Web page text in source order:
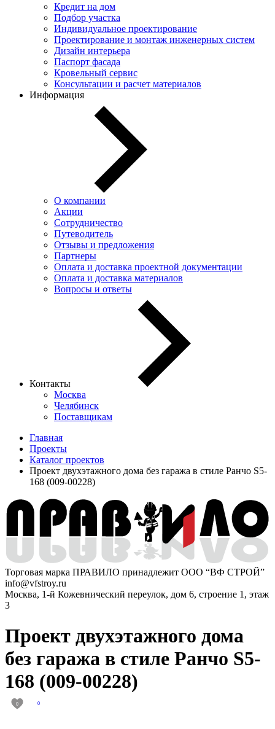
Кредит на дом
Подбор участка
Индивидуальное проектирование
Проектирование и монтаж инженерных систем
Дизайн интерьера
Паспорт фасада
Кровельный сервис
Консультации и расчет материалов
Информация
О компании
Акции
Сотрудничество
Путеводитель
Отзывы и предложения
Партнеры
Оплата и доставка проектной документации
Оплата и доставка материалов
Вопросы и ответы
Контакты
Москва
Челябинск
Поставщикам
Главная
Проекты
Каталог проектов
Проект двухэтажного дома без гаража в стиле Ранчо S5-
168 (009-00228)
Торговая марка ПРАВИЛО принадлежит ООО “ВФ СТРОЙ”
info@vfstroy.ru
Москва, 1-й Кожевнический переулок, дом 6, строение 1, этаж
3
Проект двухэтажного дома
без гаража в стиле Ранчо S5-
168 (009-00228)
0 0